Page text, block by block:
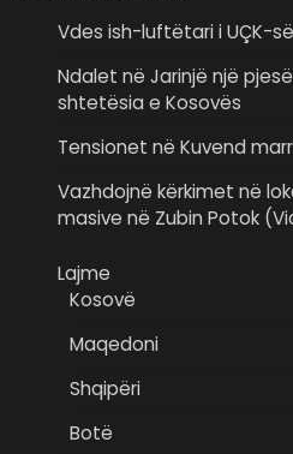
Vdes ish-luftëtari i UÇK-
Ndalet në Jarinjë një
shtetësia e Kosovës
Tensionet në Kuvend
Vazhdojnë kërkimet në
masive në Zubin Potok
Lajme
Kosovë
Maqedoni
Shqipëri
Botë